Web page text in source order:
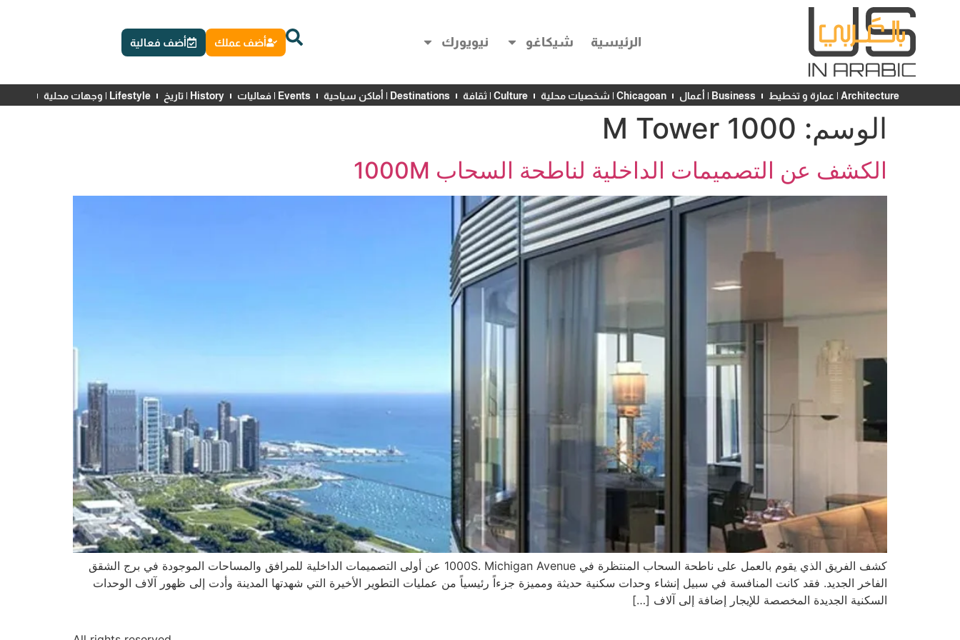
الرئيسية شيكاغو نيويورك أضف عملك أضف فعالية
Architecture | عمارة و تخطيط Business | أعمال Chicagoan | شخصيات محلية Culture | ثقافة Destinations | أماكن سياحية Events | فعاليات History | تاريخ Lifestyle | وجهات محلية
الوسم: 1000 M Tower
الكشف عن التصميمات الداخلية لناطحة السحاب 1000M
كشف الفريق الذي يقوم بالعمل على ناطحة السحاب المنتظرة في 1000S. Michigan Avenue عن أولى التصميمات الداخلية للمرافق والمساحات الموجودة في برج الشقق
الفاخر الجديد. فقد كانت المنافسة في سبيل إنشاء وحدات سكنية حديثة ومميزة جزءاً رئيسياً من عمليات التطوير الأخيرة التي شهدتها المدينة وأدت إلى ظهور آلاف الوحدات
السكنية الجديدة المخصصة للإيجار إضافة إلى آلاف […]